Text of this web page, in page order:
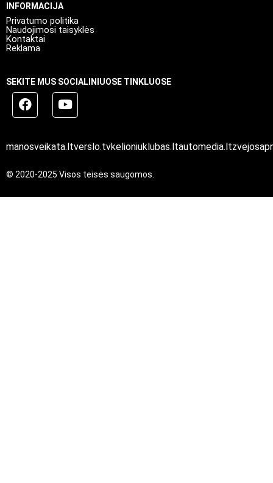
INFORMACIJA
Privatumo politika
Naudojimosi taisyklės
Kontaktai
Reklama
SEKITE MUS SOCIALINIUOSE TINKLUOSE
manosveikata.ltverslo.tvkelioniuklubas.ltautomedia.lt
© 2020-2025 Visos teisės saugomos.